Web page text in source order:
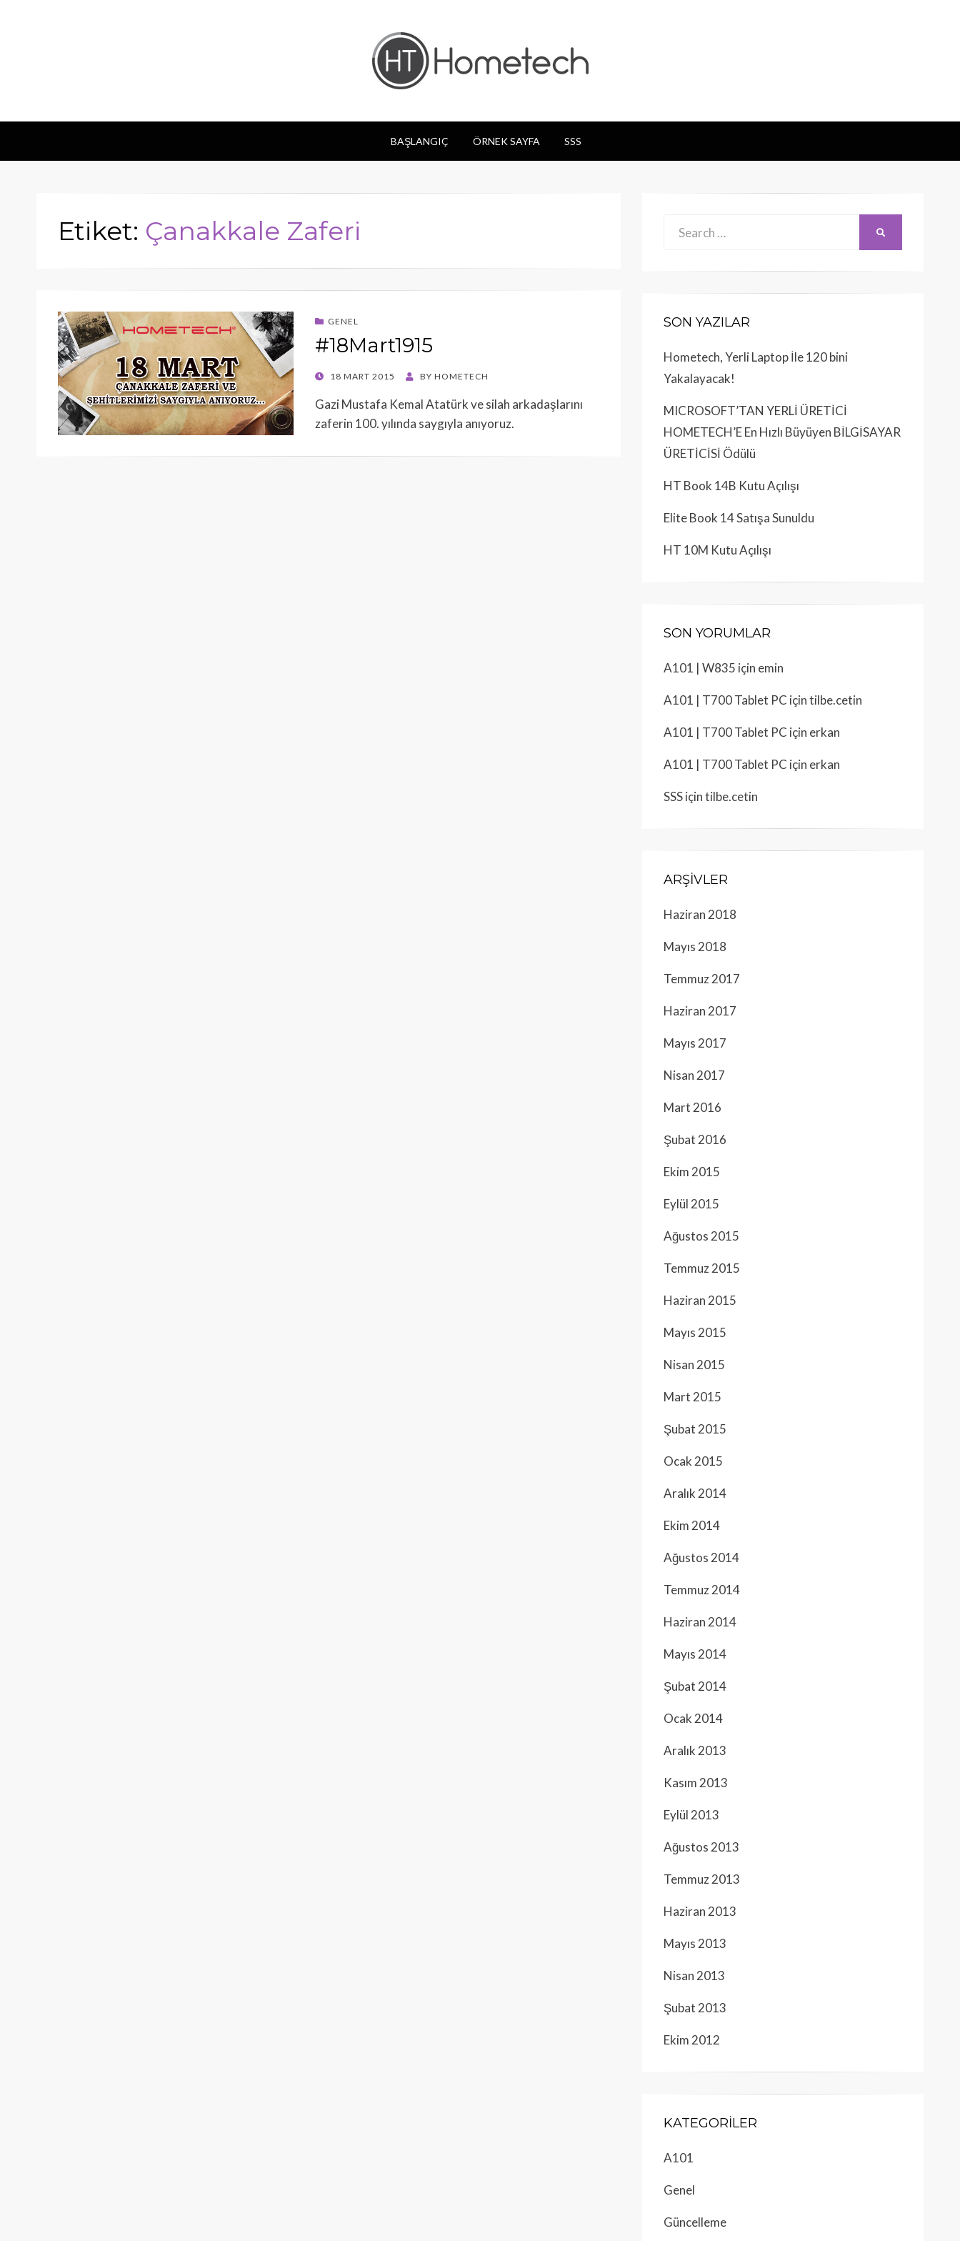
Hometech | Blog
BAŞLANGIÇ ÖRNEK SAYFA SSS
Etiket: Çanakkale Zaferi
GENEL
#18Mart1915
POSTED
18 MART 2015 BY HOMETECH
Gazi Mustafa Kemal Atatürk ve silah arkadaşlarını
zaferin 100. yılında saygıyla anıyoruz.
SON YAZILAR
Hometech, Yerli Laptop İle 120 bini
Yakalayacak!
MICROSOFT’TAN YERLİ ÜRETİCİ
HOMETECH’E En Hızlı Büyüyen BİLGİSAYAR
ÜRETİCİSİ Ödülü
HT Book 14B Kutu Açılışı
Elite Book 14 Satışa Sunuldu
HT 10M Kutu Açılışı
SON YORUMLAR
A101 | W835 için emin
A101 | T700 Tablet PC içintilbe.cetin
A101 | T700 Tablet PC için erkan
A101 | T700 Tablet PC için erkan
SSSiçintilbe.cetin
ARŞIVLER
Haziran 2018
Mayıs 2018
Temmuz 2017
Haziran 2017
Mayıs 2017
Nisan 2017
Mart 2016
Şubat 2016
Ekim 2015
Eylül 2015
Ağustos 2015
Temmuz 2015
Haziran 2015
Mayıs 2015
Nisan 2015
Mart 2015
Şubat 2015
Ocak 2015
Aralık 2014
Ekim 2014
Ağustos 2014
Temmuz 2014
Haziran 2014
Mayıs 2014
Şubat 2014
Ocak 2014
Aralık 2013
Kasım 2013
Eylül 2013
Ağustos 2013
Temmuz 2013
Haziran 2013
Mayıs 2013
Nisan 2013
Şubat 2013
Ekim 2012
KATEGORILER
A101
Genel
Güncelleme